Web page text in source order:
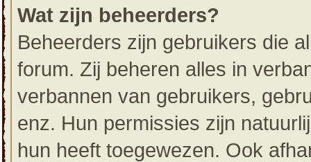
Wat zijn beheerders?
Beheerders zijn gebruikers die
forum. Zij beheren alles in
verbannen van gebruikers,
enz. Hun permissies zijn
hun heeft toegewezen. Ook